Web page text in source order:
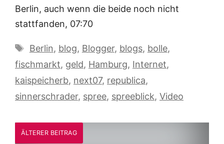
Berlin, auch wenn die beide noch nicht
stattfanden, 07:70
Schlagwörter
Berlin, blog, Blogger, blogs, bolle,
fischmarkt, geld, Hamburg, Internet,
kaispeicherb, next07, republica,
sinnerschrader, spree, spreeblick, Video
ÄLTERER BEITRAG